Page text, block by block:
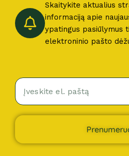
Skaitykite aktualius
informaciją apie
ypatingus pasiūlymus
elektroninio pašto